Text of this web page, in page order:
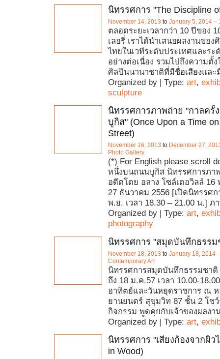
นิทรรศการ "The Discipline
November 14, 2013 to January 5, 2014 –
ตลอดระยะเวลากว่า 10 ปีของ
เลอรี่ เราได้นำเสนอผลงานขอ
ไทยในเวทีระดับประเทศและร
อย่างต่อเนื่อง รวมไปถึงความตั้ง
ศิลปินนานาชาติที่มีชื่อเสียงและ
Organized by | Type: art,
sculpture
นิทรรศการภาพถ่าย "กาลครั้
บูกิส" (Once Upon a Time
Street)
November 16, 2013 to December 27,
Photo Gallery
(*) For English please scroll
หนึ่งบนถนนบูกิส นิทรรศการภา
อดีตโดย อลาง โซล์เดอวิลล์ 16
27 ธันวาคม 2556 [เปิดนิทรรศก
พ.ย. เวลา 18.30 – 21.00 น.] ภ
Organized by | Type: art,
photography
นิทรรศการ "สมุดบันทึกธรรม
November 18, 2013 to January 18, 2014
Contemporary Art
นิทรรศการสมุดบันทึกธรรมชา
ถึง 18 ม.ค.57 เวลา 10.00-
อาทิตย์และวันหยุดราชการ ณ
ยานยนตร์ สุขุมวิท 87 ชั้น 2 โช
กิจกรรม พูดคุยกับเจ้าของผลงา
Organized by | Type: art,
นิทรรศการ "เสียงก้องจากผิว
in Wood)